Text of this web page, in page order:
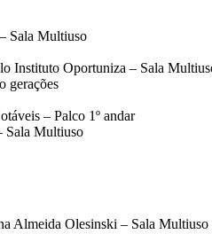
Sala Multiuso
Instituto Oportuniza – Sala
gerações
– Palco 1º andar
Sala Multiuso
Almeida Olesinski – Sala Multiuso